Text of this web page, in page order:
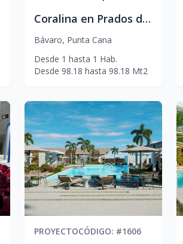
Coralina en Prados de Punta Cana | Apartamentos con CONFOTUR
Bávaro, Punta Cana
Desde 1 hasta 1 Hab.
Desde 98.18 hasta 98.18 Mt2
PROYECTOCÓDIGO: #1606